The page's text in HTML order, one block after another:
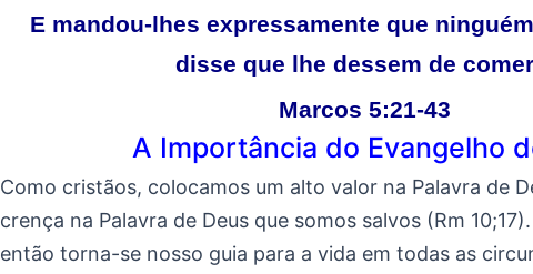
E mandou-lhes expressamente que
disse que lhe dessem de comer
Marcos 5:21-43
A Importância do Evangelho
Como cristãos, colocamos um alto valor na Palavra de
crença na Palavra de Deus que somos salvos (Rm
então torna-se nosso guia para a vida em todas as